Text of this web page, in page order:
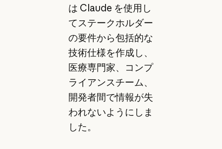
は Claude を使用し
てステークホルダー
の要件から包括的な
技術仕様を作成し、
医療専門家、コンプ
ライアンスチーム、
開発者間で情報が失
われないようにしま
した。